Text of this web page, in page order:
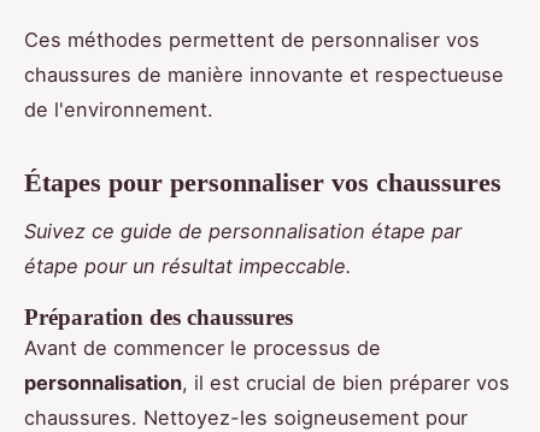
Ces méthodes permettent de personnaliser vos
chaussures de manière innovante et respectueuse
de l'environnement.
Étapes pour personnaliser vos chaussures
Suivez ce guide de personnalisation étape par
étape pour un résultat impeccable.
Préparation des chaussures
Avant de commencer le processus de
personnalisation, il est crucial de bien préparer vos
chaussures. Nettoyez-les soigneusement pour